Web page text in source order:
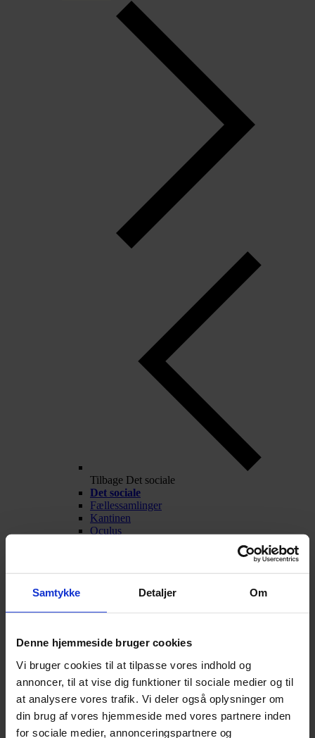
Samtykke Detaljer Om
Denne hjemmeside bruger cookies
Vi bruger cookies til at tilpasse vores indhold og
annoncer, til at vise dig funktioner til sociale medier og til
at analysere vores trafik. Vi deler også oplysninger om
din brug af vores hjemmeside med vores partnere inden
for sociale medier, annonceringspartnere og
Tilbage Det sociale
Det sociale
Fællessamlinger
Kantinen
Oculus
Arrangementer